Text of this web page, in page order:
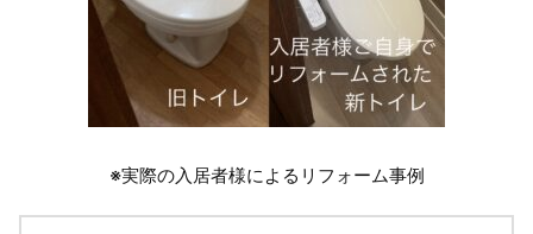
※実際の入居者様によるリフォーム事例